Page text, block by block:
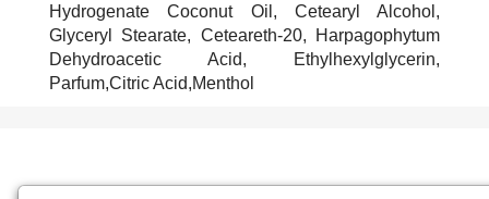
Hydrogenate Coconut Oil, Cetearyl Alcohol,
Glyceryl Stearate, Ceteareth-20, Harpagophytum
Dehydroacetic Acid, Ethylhexylglycerin,
Parfum,Citric Acid,Menthol